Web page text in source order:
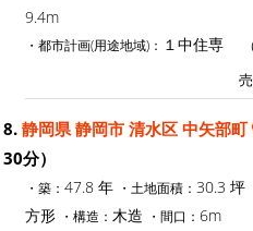
9.4m
・都市計画(用途地域)： １中住専
8. 静岡県 静岡市 清水区 中矢部町
30分）
・築： 47.8 年 ・土地面積： 30.3 坪
方形 ・構造： 木造 ・間口： 6m